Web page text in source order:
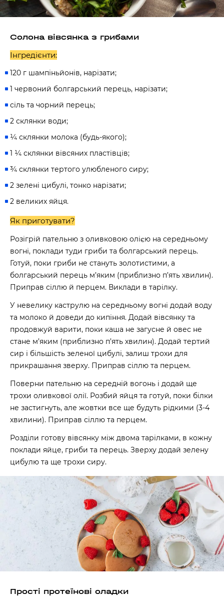
Солона вівсянка з грибами
Інгредієнти:
120 г шампіньйонів, нарізати;
1 червоний болгарський перець, нарізати;
сіль та чорний перець;
2 склянки води;
¼ склянки молока (будь-якого);
1 ¼ склянки вівсяних пластівців;
¾ склянки тертого улюбленого сиру;
2 зелені цибулі, тонко нарізати;
2 великих яйця.
Як приготувати?
Розігрій пательню з оливковою олією на середньому
вогні, поклади туди гриби та болгарський перець.
Готуй, поки гриби не стануть золотистими, а
болгарський перець м’яким (приблизно п’ять хвилин).
Приправ сіллю й перцем. Виклади в тарілку.
У невелику каструлю на середньому вогні додай воду
та молоко й доведи до кипіння. Додай вівсянку та
продовжуй варити, поки каша не загусне й овес не
стане м’яким (приблизно п’ять хвилин). Додай тертий
сир і більшість зеленої цибулі, залиш трохи для
прикрашання зверху. Приправ сіллю та перцем.
Поверни пательню на середній вогонь і додай ще
трохи оливкової олії. Розбий яйця та готуй, поки білки
не застигнуть, але жовтки все ще будуть рідкими (3-4
хвилини). Приправ сіллю та перцем.
Розділи готову вівсянку між двома тарілками, в кожну
поклади яйце, гриби та перець. Зверху додай зелену
цибулю та ще трохи сиру.
Прості протеїнові оладки